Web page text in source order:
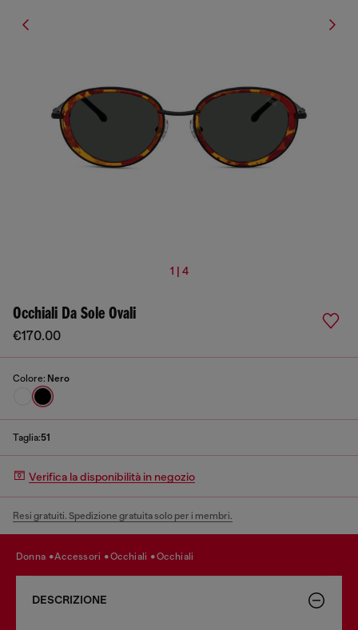
1 | 4
Occhiali Da Sole Ovali
€170.00
Colore: Nero
Taglia:51
Verifica la disponibilità in negozio
Resi gratuiti. Spedizione gratuita solo per i membri.
donna accessori occhiali occhiali
DESCRIZIONE